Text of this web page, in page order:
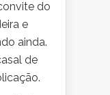
do
e
ainda.
de